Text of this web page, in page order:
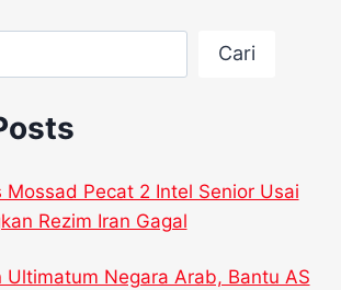
Cari
Mossad Pecat 2 Intel Senior Usai
Rezim Iran Gagal
Ultimatum Negara Arab, Bantu AS